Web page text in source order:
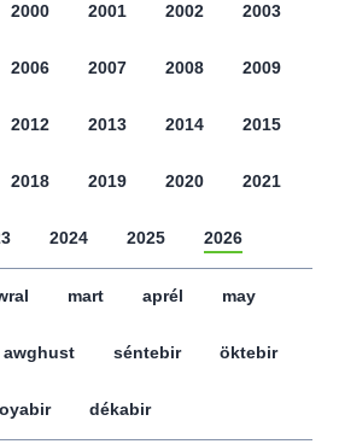
2000 2001 2002 2003
2006 2007 2008 2009
2012 2013 2014 2015
2018 2019 2020 2021
2024 2025 2026
mart aprél may
awghust séntebir öktebir
dékabir